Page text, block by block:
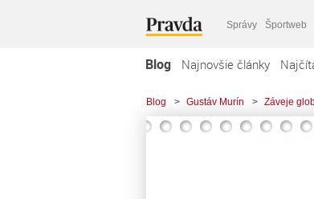
Správy Športweb
Blog Najnovšie články
Blog > Gustáv Murín > Záveje